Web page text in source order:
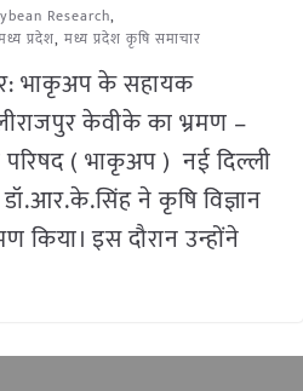
Research,
प्रदेश, मध्य प्रदेश कृषि समाचार
भाकृअप के सहायक
केवीके का भ्रमण –
( भाकृअप ) नई दिल्ली
ने कृषि विज्ञान
किया। इस दौरान उन्होंने